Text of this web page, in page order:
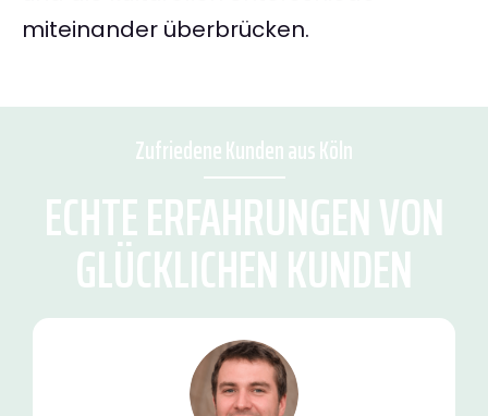
miteinander überbrücken.
Zufriedene Kunden aus Köln
ECHTE ERFAHRUNGEN VON
GLÜCKLICHEN KUNDEN